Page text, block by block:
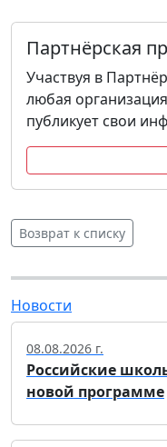
Партнёрская
Участвуя в
любая
публикует свои
Возврат к списку
Новости
08.08.2026 г.
Российские
новой программе